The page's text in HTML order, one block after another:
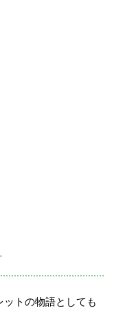
ットの物語としても